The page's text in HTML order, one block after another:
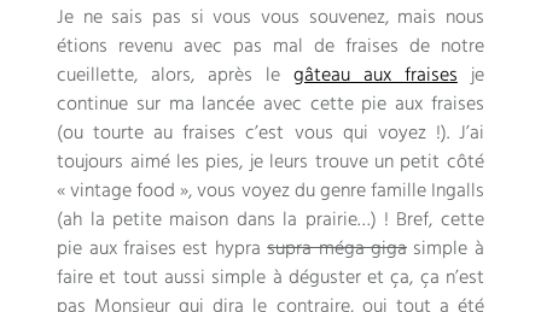
Je ne sais pas si vous vous souvenez, mais nous
étions revenu avec pas mal de fraises de notre
cueillette, alors, après le gâteau aux fraisesje
continue sur ma lancée avec cette pie aux fraises
(ou tourte au fraises c’est vous qui voyez !). J’ai
toujours aimé les pies, je leurs trouve un petit côté
« vintage food », vous voyez du genre famille Ingalls
(ah la petite maison dans la prairie…) ! Bref, cette
pie aux fraises est hyprasupra méga giga simple à
faire et tout aussi simple à déguster et ça, ça n’est